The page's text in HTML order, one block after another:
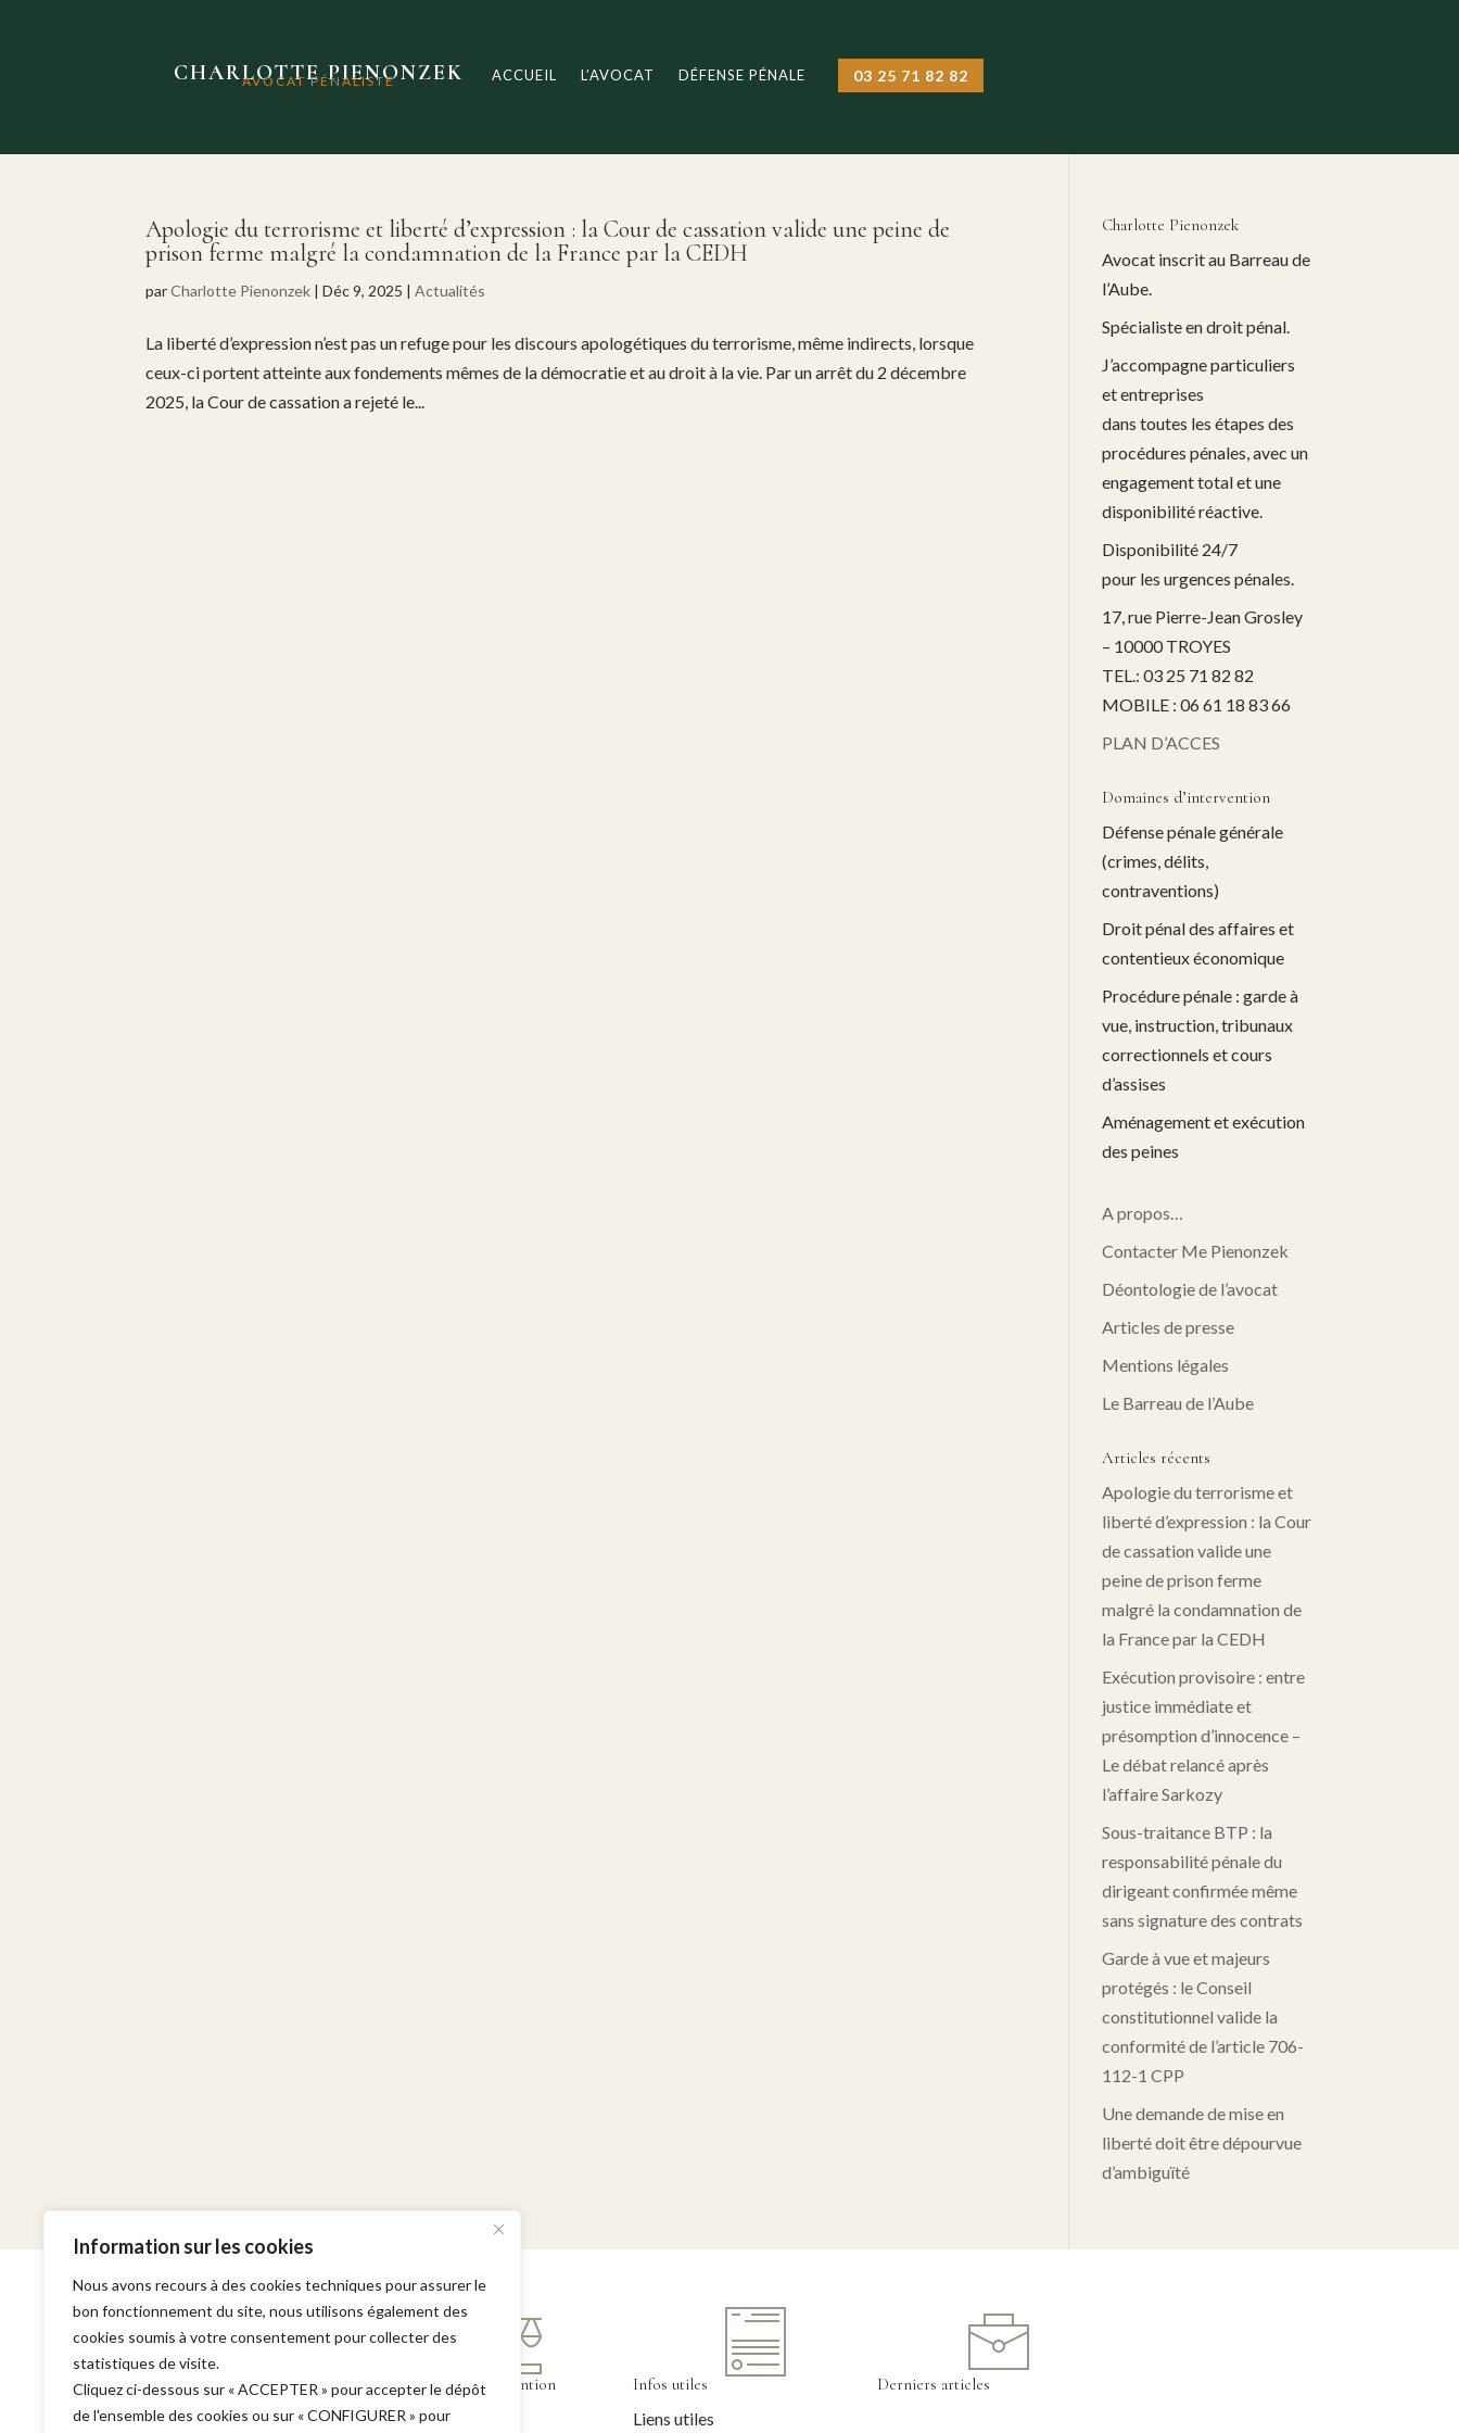
Information sur les cookies
Nous avons recours à des cookies techniques pour assurer le
bon fonctionnement du site, nous utilisons également des
cookies soumis à votre consentement pour collecter des
statistiques de visite.
Cliquez ci-dessous sur « ACCEPTER » pour accepter le dépôt
de l'ensemble des cookies ou sur « CONFIGURER » pour
CHARLOTTE PIENONZEK
AVOCAT PÉNALISTE ACCUEIL L’AVOCAT DÉFENSE PÉNALE 03 25 71 82 82
Apologie du terrorisme et liberté d’expression : la Cour de cassation valide une peine de
prison ferme malgré la condamnation de la France par la CEDH
parCharlotte Pienonzek |Déc 9, 2025 |Actualités
La liberté d’expression n’est pas un refuge pour les discours apologétiques du terrorisme, même indirects, lorsque
ceux-ci portent atteinte aux fondements mêmes de la démocratie et au droit à la vie. Par un arrêt du 2 décembre
2025, la Cour de cassation a rejeté le...
Charlotte Pienonzek
Avocat inscrit au Barreau de
l’Aube.
Spécialiste en droit pénal.
J’accompagne particuliers
et entreprises
dans toutes les étapes des
procédures pénales, avec un
engagement total et une
disponibilité réactive.
Disponibilité 24/7
pour les urgences pénales.
17, rue Pierre-Jean Grosley
– 10000 TROYES
TEL.: 03 25 71 82 82
MOBILE : 06 61 18 83 66
PLAN D’ACCES
Domaines d’intervention
Défense pénale générale
(crimes, délits,
contraventions)
Droit pénal des affaires et
contentieux économique
Procédure pénale : garde à
vue, instruction, tribunaux
correctionnels et cours
d’assises
Aménagement et exécution
des peines
A propos…
Contacter Me Pienonzek
Déontologie de l’avocat
Articles de presse
Mentions légales
Le Barreau de l’Aube
Articles récents
Apologie du terrorisme et
liberté d’expression : la Cour
de cassation valide une
peine de prison ferme
malgré la condamnation de
la France par la CEDH
Exécution provisoire : entre
justice immédiate et
présomption d’innocence –
Le débat relancé après
l’affaire Sarkozy
Sous-traitance BTP : la
responsabilité pénale du
dirigeant confirmée même
sans signature des contrats
Garde à vue et majeurs
protégés : le Conseil
constitutionnel valide la
conformité de l’article 706-
112-1 CPP
Une demande de mise en
liberté doit être dépourvue
d’ambiguïté
Cabinet
Adresse :
Domaines d'intervention
Garde à vue
Infos utiles
Liens utiles
Derniers articles